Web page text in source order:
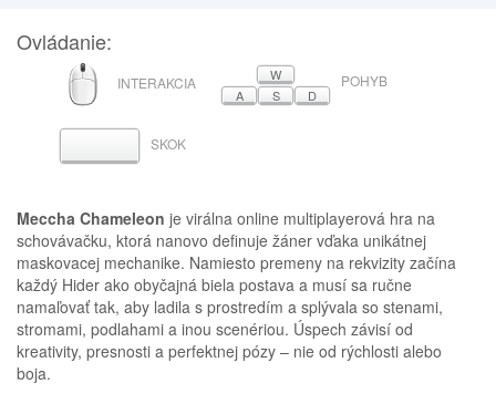
Ovládanie:
MYŠ
INTERAKCIA
W
A
S D
POHYB
MEDZERNÍK
SKOK
Meccha Chameleon je virálna online multiplayerová hra na
schovávačku, ktorá nanovo definuje žáner vďaka unikátnej
maskovacej mechanike. Namiesto premeny na rekvizity začína
každý Hider ako obyčajná biela postava a musí sa ručne
namaľovať tak, aby ladila s prostredím a splývala so stenami,
stromami, podlahami a inou scenériou. Úspech závisí od
kreativity, presnosti a perfektnej pózy – nie od rýchlosti alebo
boja.